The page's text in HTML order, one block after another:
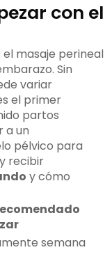
con el
el masaje perineal
Sin
variar
el primer
partos
a un
pélvico para
recibir
y cómo
semana